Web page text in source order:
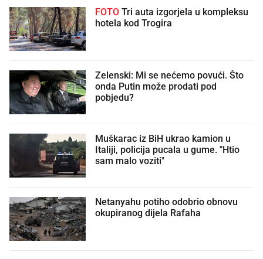
FOTO
hotela kod Trogira
Zelenski: Mi se nećemo povući. Što
onda Putin može prodati pod
pobjedu?
Muškarac iz BiH ukrao kamion u
Italiji, policija pucala u gume. "Htio
sam malo voziti"
Netanyahu potiho odobrio obnovu
okupiranog dijela Rafaha